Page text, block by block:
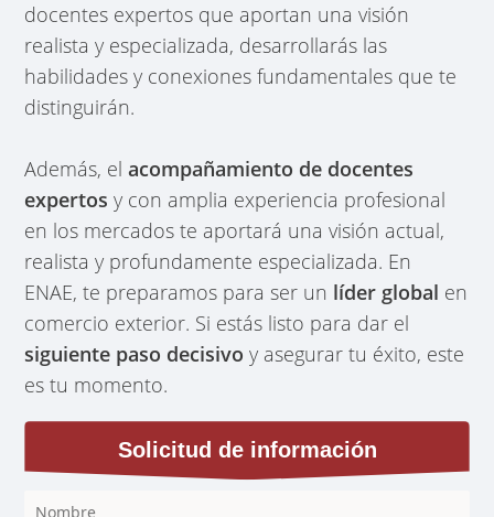
docentes expertos que aportan una visión
realista y especializada, desarrollarás las
habilidades y conexiones fundamentales que te
distinguirán.
Además, elacompañamiento de docentes
expertos y con amplia experiencia profesional
en los mercados te aportará una visión actual,
realista y profundamente especializada. En
ENAE, te preparamos para ser un líder global en
comercio exterior. Si estás listo para dar el
siguiente paso decisivo y asegurar tu éxito, este
es tu momento.
Solicitud de información